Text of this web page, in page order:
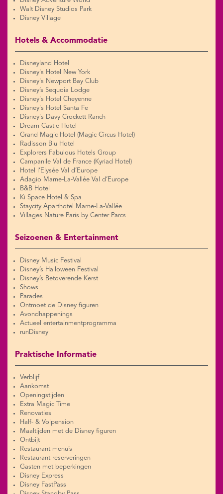
Walt Disney Studios Park
Disney Village
Hotels & Accommodatie
Disneyland Hotel
Disney's Hotel New York
Disney's Newport Bay Club
Disney’s Sequoia Lodge
Disney's Hotel Cheyenne
Disney's Hotel Santa Fe
Disney's Davy Crockett Ranch
Dream Castle Hotel
Grand Magic Hotel (Magic Circus Hotel)
Radisson Blu Hotel
Explorers Fabulous Hotels Group
Campanile Val de France (Kyriad Hotel)
Hotel l’Elysée Val d’Europe
Adagio Marne-La-Vallée Val d’Europe
B&B Hotel
Ki Space Hotel & Spa
Staycity Aparthotel Marne-La-Vallée
Villages Nature Paris by Center Parcs
Seizoenen & Entertainment
Disney Music Festival
Disney’s Halloween Festival
Disney’s Betoverende Kerst
Shows
Parades
Ontmoet de Disney figuren
Avondhappenings
Actueel entertainmentprogramma
runDisney
Praktische Informatie
Verblijf
Aankomst
Openingstijden
Extra Magic Time
Renovaties
Half- & Volpension
Maaltijden met de Disney figuren
Ontbijt
Restaurant menu’s
Restaurant reserveringen
Gasten met beperkingen
Disney Express
Disney FastPass